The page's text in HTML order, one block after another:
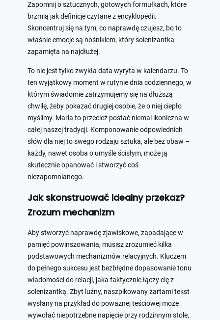
Zapomnij o sztucznych, gotowych formułkach, które
brzmią jak definicje czytane z encyklopedii.
Skoncentruj się na tym, co naprawdę czujesz, bo to
właśnie emocje są nośnikiem, który solenizantka
zapamięta na najdłużej.
To nie jest tylko zwykła data wyryta w kalendarzu. To
ten wyjątkowy moment w rutynie dnia codziennego, w
którym świadomie zatrzymujemy się na dłuższą
chwilę, żeby pokazać drugiej osobie, że o niej ciepło
myślimy. Maria to przecież postać niemal ikoniczna w
całej naszej tradycji. Komponowanie odpowiednich
słów dla niej to swego rodzaju sztuka, ale bez obaw –
każdy, nawet osoba o umyśle ścisłym, może ją
skutecznie opanować i stworzyć coś
niezapomnianego.
Jak skonstruować idealny przekaz?
Zrozum mechanizm
Aby stworzyć naprawdę zjawiskowe, zapadające w
pamięć powinszowania, musisz zrozumieć kilka
podstawowych mechanizmów relacyjnych. Kluczem
do pełnego sukcesu jest bezbłędne dopasowanie tonu
wiadomości do relacji, jaka faktycznie łączy cię z
solenizantką. Zbyt luźny, naszpikowany żartami tekst
wysłany na przykład do poważnej teściowej może
wywołać niepotrzebne napięcie przy rodzinnym stole,